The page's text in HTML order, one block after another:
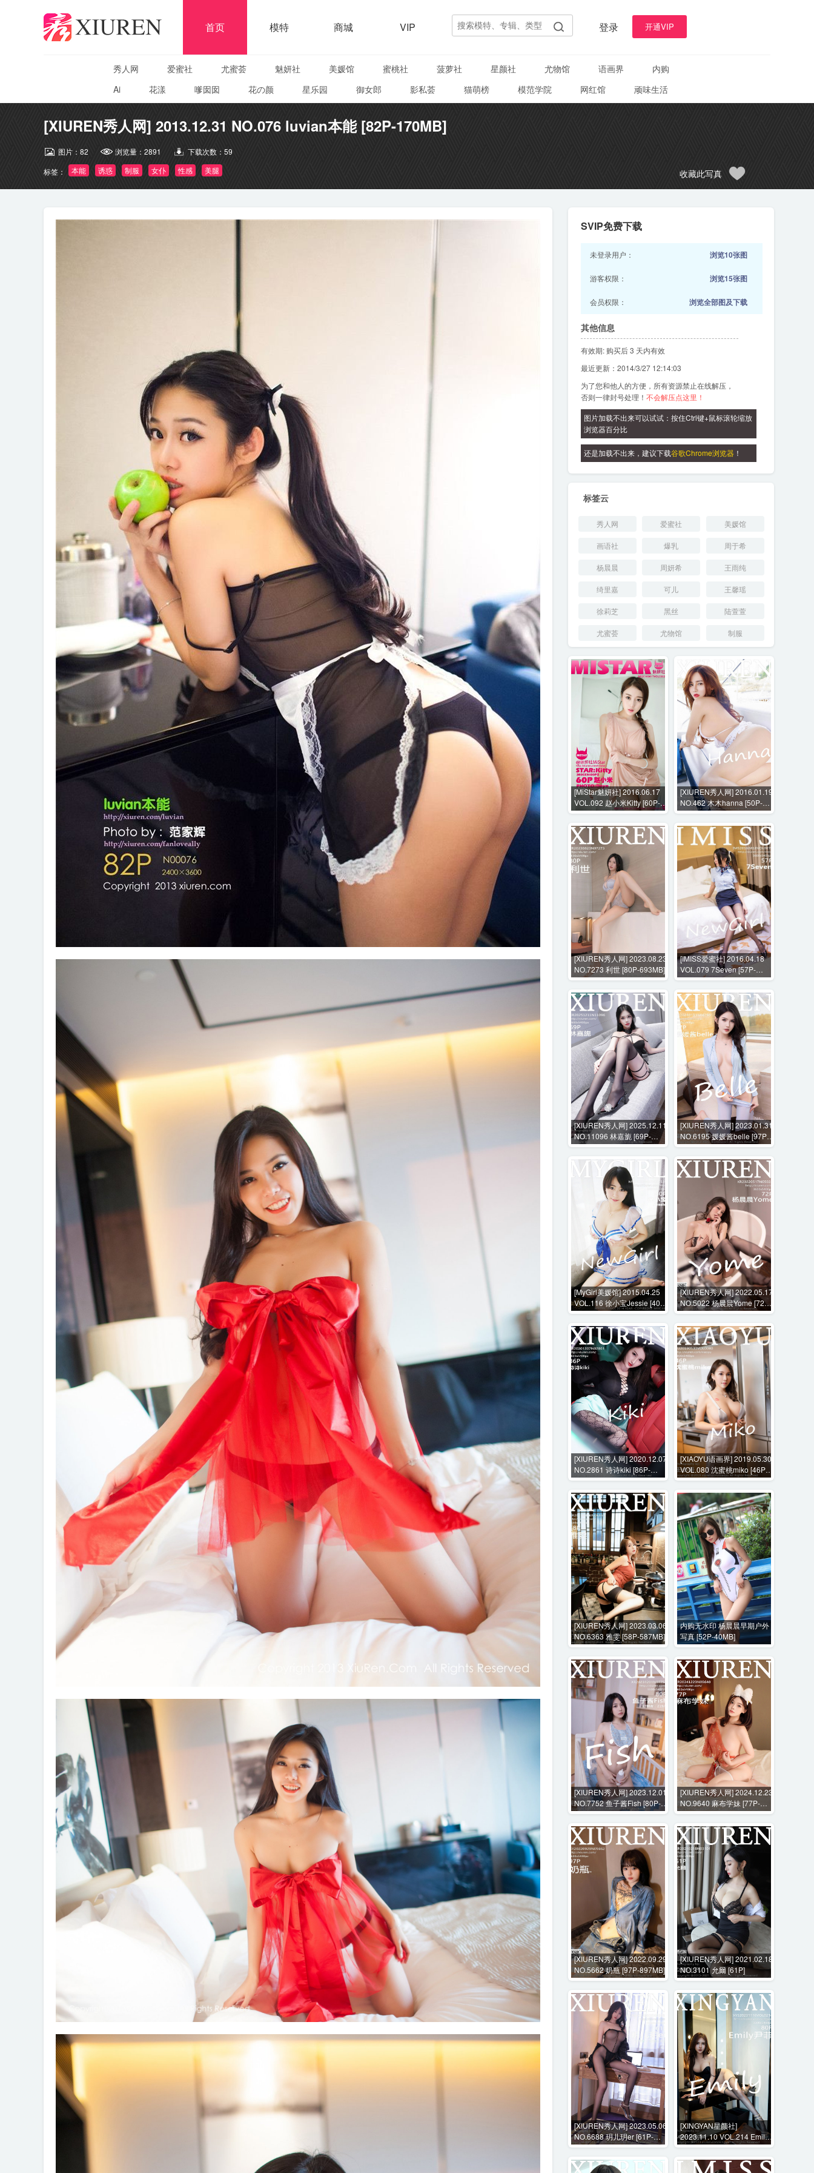
首页 模特 商城 VIP 登录 开通VIP
秀人网 爱蜜社 尤蜜荟 魅妍社 美媛馆 蜜桃社 菠萝社 星颜社 尤物馆 语画界
内购
Ai
花漾 嗲囡囡 花の颜 星乐园 御女郎 影私荟 猫萌榜 模范学院 网红馆 顽味生活
[XIUREN秀人网] 2013.12.31 NO.076 luvian本能 [82P-170MB]
图片： 82 浏览量： 2891 下载次数： 59
标签：
本能 诱惑 制服 女仆 性感 美腿 收藏此写真
SVIP免费下载
未登录用户： 浏览10张图
游客权限： 浏览15张图
会员权限： 浏览全部图及下载
其他信息
有效期: 购买后 3 天内有效
最近更新：2014/3/27 12:14:03
为了您和他人的方便，所有资源禁止在线解压，
否则一律封号处理！ 不会解压点这里！
图片加载不出来可以试试：按住Ctrl键+鼠标滚轮缩放
浏览器百分比
还是加载不出来，建议下载谷歌Chrome浏览器 ！
标签云
秀人网 爱蜜社 美媛馆
画语社 爆乳 周于希
杨晨晨 周妍希 王雨纯
绮里嘉 可儿 王馨瑶
徐莉芝 黑丝 陆萱萱
尤蜜荟 尤物馆 制服
[MiStar魅妍社] 2016.06.17
VOL.092 赵小米Kitty [60P-
182MB]
[XIUREN秀人网] 2016.01.19
NO.462 木木hanna [50P-
145MB]
[XIUREN秀人网] 2023.08.23
NO.7273 利世 [80P-693MB]
[IMISS爱蜜社] 2016.04.18
VOL.079 7Seven [57P-
285MB]
[XIUREN秀人网] 2025.12.11
NO.11096 林嘉旎 [69P-
1092MB]
[XIUREN秀人网] 2023.01.31
NO.6195 媛媛酱belle [97P-
973MB]
[MyGirl美媛馆] 2015.04.25
VOL.116 徐小宝Jessie [40P-
146MB]
[XIUREN秀人网] 2022.05.17
NO.5022 杨晨晨Yome [72P-
596MB]
[XIUREN秀人网] 2020.12.07
NO.2861 诗诗kiki [86P-
819MB]
[XIAOYU语画界] 2019.05.30
VOL.080 沈蜜桃miko [46P-
173MB]
[XIUREN秀人网] 2023.03.06
NO.6363 雅雯 [58P-587MB]
内购无水印 杨晨晨早期户外
写真 [52P-40MB]
[XIUREN秀人网] 2023.12.01
NO.7752 鱼子酱Fish [80P-
642MB]
[XIUREN秀人网] 2024.12.23
NO.9640 麻布学妹 [77P-
770MB]
[XIUREN秀人网] 2022.09.29
NO.5662 奶瓶 [97P-897MB]
[XIUREN秀人网] 2021.02.18
NO.3101 允爾 [61P]
[XIUREN秀人网] 2023.05.06
NO.6688 玥儿玥er [61P-
528MB]
[XINGYAN星颜社]
2023.11.10 VOL.214 Emily
尹菲 [80P-715MB]